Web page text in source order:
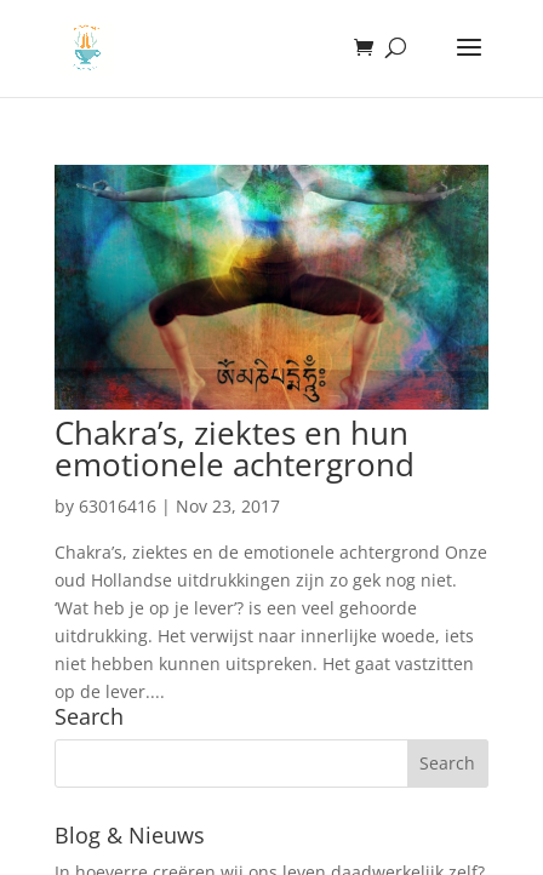
Chakra’s, ziektes en hun
emotionele achtergrond
by 63016416| Nov 23, 2017
Chakra’s, ziektes en de emotionele achtergrond Onze
oud Hollandse uitdrukkingen zijn zo gek nog niet.
‘Wat heb je op je lever’? is een veel gehoorde
uitdrukking. Het verwijst naar innerlijke woede, iets
niet hebben kunnen uitspreken. Het gaat vastzitten
op de lever....
Search
Blog & Nieuws